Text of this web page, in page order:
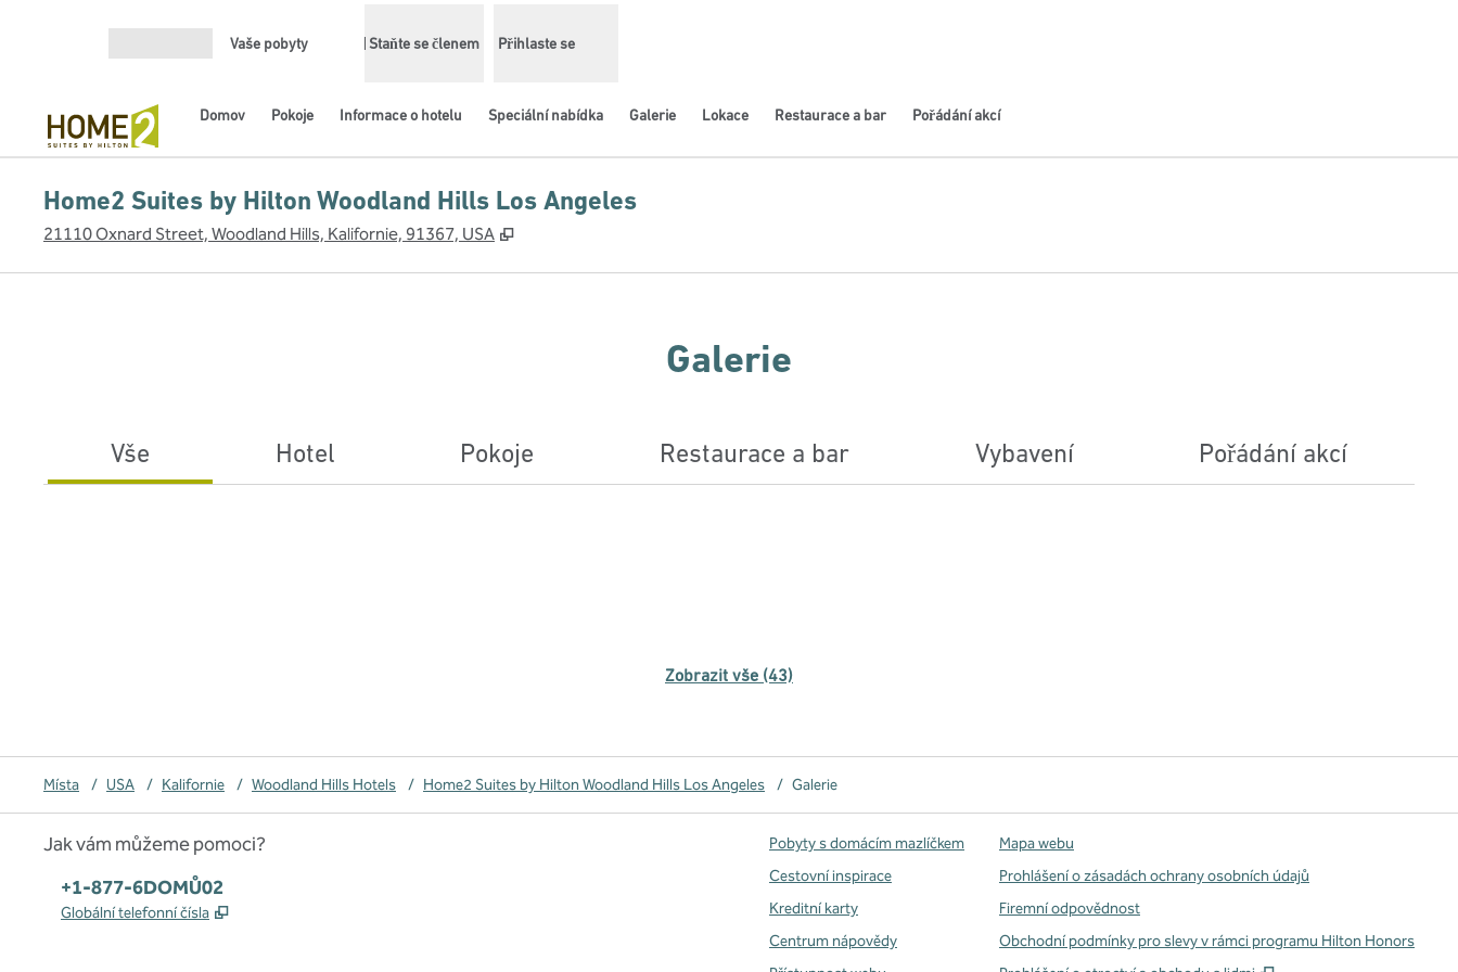
Vaše pobyty Staňte se členem Přihlaste se
Domov Pokoje Informace o hotelu Speciální nabídka Galerie Lokace Restaurace a bar Pořádání akcí
Home2 Suites by Hilton Woodland Hills Los Angeles
21110 Oxnard Street, Woodland Hills, Kalifornie, 91367, USA ,
Galerie
Vše Hotel Pokoje Restaurace a bar Vybavení Pořádání akcí
Zobrazit vše (43)
Místa / USA / Kalifornie / Woodland Hills Hotels / Home2 Suites by Hilton Woodland Hills Los Angeles / Galerie
Jak vám můžeme pomoci?
Telefon:
+1-877-6DOMŮ02
Globální telefonní čísla ,
Pobyty s domácím mazlíčkem
Cestovní inspirace
Kreditní karty
Centrum nápovědy
Mapa webu
Prohlášení o zásadách ochrany osobních údajů
Firemní odpovědnost
Obchodní podmínky pro slevy v rámci programu Hilton Honors